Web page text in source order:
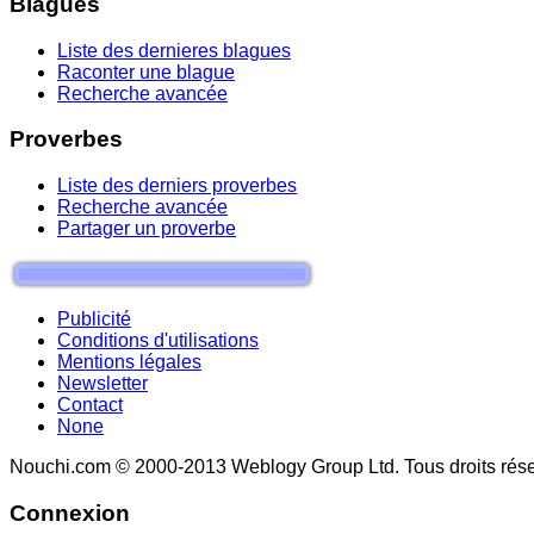
Liste des dernieres blagues
Raconter une blague
Recherche avancée
Proverbes
Liste des derniers proverbes
Recherche avancée
Partager un proverbe
Publicité
Conditions d'utilisations
Mentions légales
Newsletter
Contact
None
Nouchi.com © 2000-2013 Weblogy Group Ltd. Tous droits
Connexion